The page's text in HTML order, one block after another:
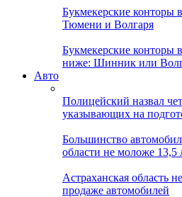
Букмекерские конторы
Тюмени и Волгаря
Букмекерские конторы
ниже: Шинник или
Авто
Полицейский назвал
указывающих на
Большинство
области не моложе 13,5
Астраханская область
продаже автомобилей